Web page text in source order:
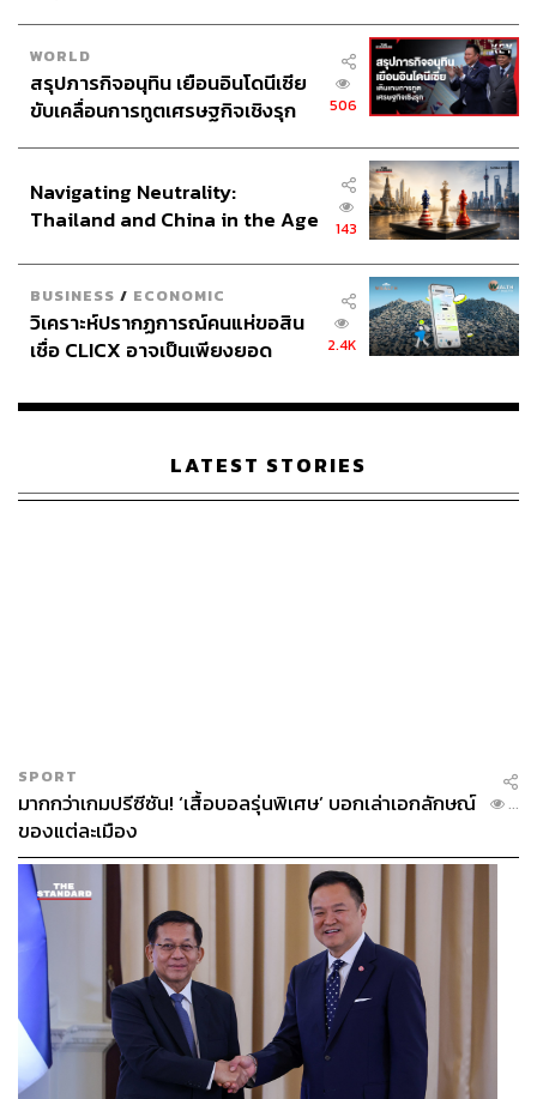
WORLD
สรุปภารกิจอนุทิน เยือนอินโดนีเซีย
ขับเคลื่อนการทูตเศรษฐกิจเชิงรุก
506
Navigating Neutrality:
Thailand and China in the Age
143
BUSINESS / ECONOMIC
วิเคราะห์ปรากฏการณ์คนแห่ขอสิน
เชื่อ CLICX อาจเป็นเพียงยอด
เรือนไทยที่ถูกซุกไว้
2.4K
LATEST STORIES
SPORT
มากกว่าเกมปรีซีซัน! ‘เสื้อบอลรุ่นพิเศษ’ บอกเล่าเอกลักษณ์
ของแต่ละเมือง
...